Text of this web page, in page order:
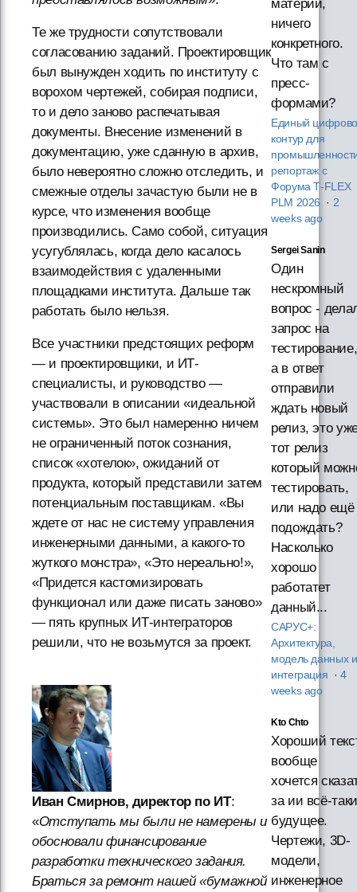
Те же трудности сопутствовали
согласованию заданий. Проектировщик
был вынужден ходить по институту с
ворохом чертежей, собирая подписи,
то и дело заново распечатывая
документы. Внесение изменений в
документацию, уже сданную в архив,
было невероятно сложно отследить, и
смежные отделы зачастую были не в
курсе, что изменения вообще
производились. Само собой, ситуация
усугублялась, когда дело касалось
взаимодействия с удаленными
площадками института. Дальше так
работать было нельзя.
Все участники предстоящих реформ
— и проектировщики, и ИТ-
специалисты, и руководство —
участвовали в описании «идеальной
системы». Это был намеренно ничем
не ограниченный поток сознания,
список «хотелок», ожиданий от
продукта, который представили затем
потенциальным поставщикам. «Вы
ждете от нас не систему управления
инженерными данными, а какого-то
жуткого монстра», «Это нереально!»,
«Придется кастомизировать
функционал или даже писать заново»
— пять крупных ИТ-интеграторов
решили, что не возьмутся за проект.
Иван Смирнов, директор по ИТ:
«Отступать мы были не намерены и
обосновали финансирование
разработки технического задания.
Браться за ремонт нашей «бумажной
материи,
ничего
конкретного.
Что там с
пресс-
формами?
Единый
контур для
репортаж с
Форума T‑FLEX
PLM 2026 · 2
weeks ago
Sergei Sanin
Один
нескромный
вопрос -
запрос на
тестирование,
а в ответ
отправили
ждать новый
релиз, это
тот релиз
который
тестировать,
или надо ещё
подождать?
Насколько
хорошо
работатет
данный...
САРУС+:
Архитектура,
модель данных и
интеграция · 4
weeks ago
Kto Chto
Хороший
вообще
хочется
за ии всё-таки
будущее.
Чертежи, 3D-
модели,
инженерное